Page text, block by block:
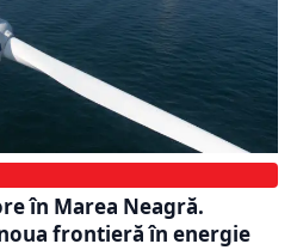
în Marea Neagră.
frontieră în energie